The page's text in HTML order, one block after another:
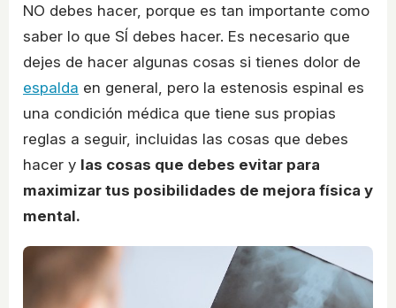
NO debes hacer, porque es tan importante como
saber lo que SÍ debes hacer. Es necesario que
dejes de hacer algunas cosas si tienes dolor de
espalda en general, pero la estenosis espinal es
una condición médica que tiene sus propias
reglas a seguir, incluidas las cosas que debes
hacer y las cosas que debes evitar para
maximizar tus posibilidades de mejora física y
mental.